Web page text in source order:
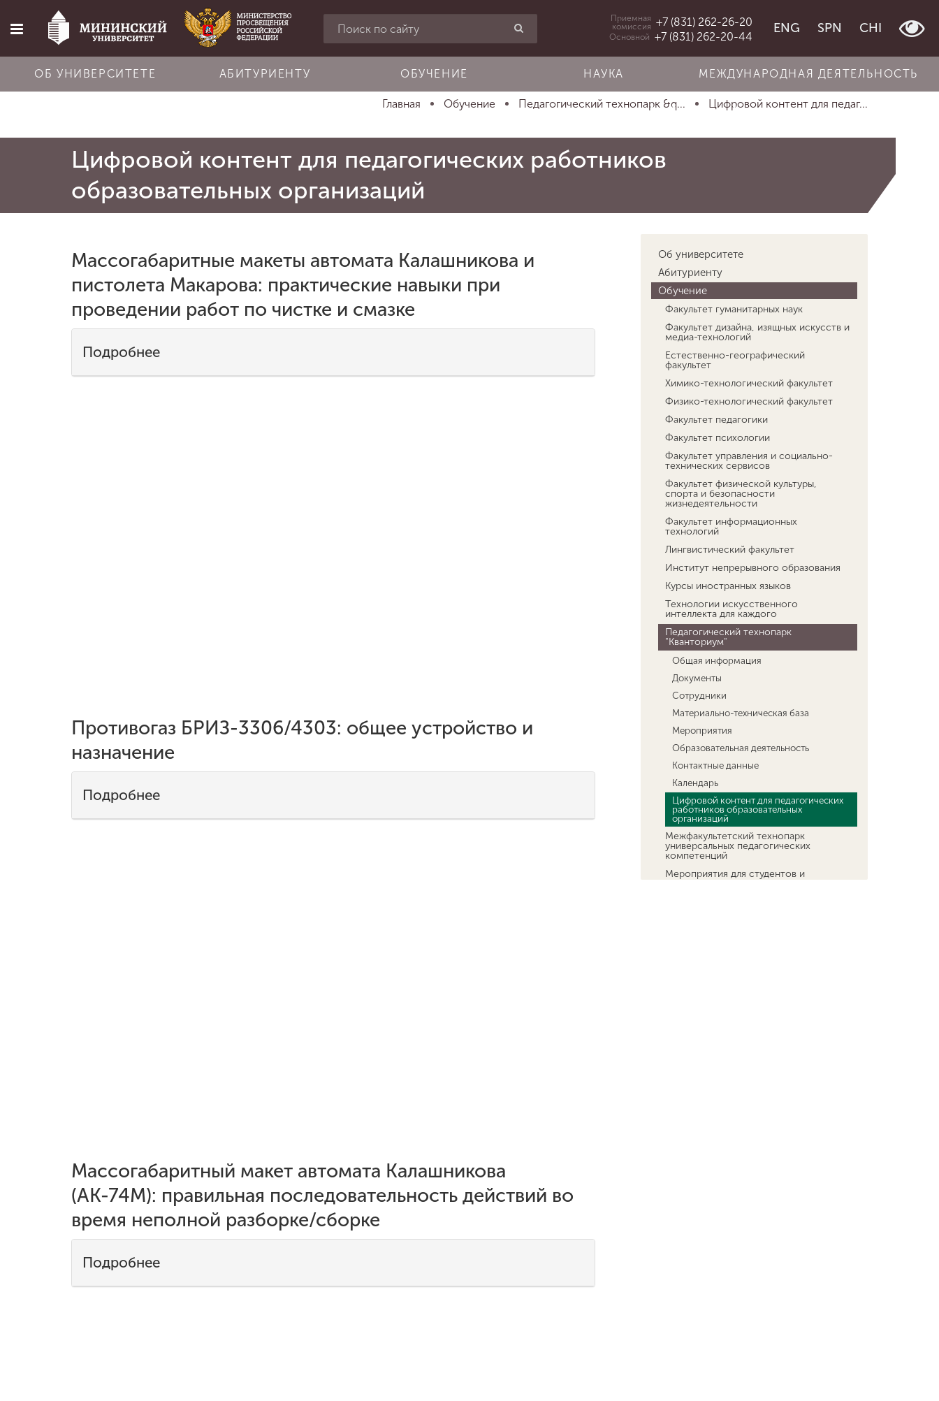
Об университете
Абитуриенту
Обучение
Наука
деятельность
Приемная
комиссия +7 (831) 262-26-20
Основной +7 (831) 262-20-44
ENG SPN CHI
ОБ УНИВЕРСИТЕТЕ АБИТУРИЕНТУ ОБУЧЕНИЕ НАУКА МЕЖДУНАРОДНАЯ ДЕЯТЕЛЬНОСТЬ
Главная Обучение Педагогический технопарк &q... Цифровой контент для педаг...
Цифровой контент для педагогических работников
образовательных организаций
Массогабаритные макеты автомата Калашникова и
пистолета Макарова: практические навыки при
проведении работ по чистке и смазке
Подробнее
Противогаз БРИЗ-3306/4303: общее устройство и
назначение
Подробнее
Массогабаритный макет автомата Калашникова
(АК-74М): правильная последовательность действий во
время неполной разборке/сборке
Подробнее
Об университете
Абитуриенту
Обучение
Факультет гуманитарных наук
Факультет дизайна, изящных искусств и
медиа-технологий
Естественно-географический
факультет
Химико-технологический факультет
Физико-технологический факультет
Факультет педагогики
Факультет психологии
Факультет управления и социально-
технических сервисов
Факультет физической культуры,
спорта и безопасности
жизнедеятельности
Факультет информационных
технологий
Лингвистический факультет
Институт непрерывного образования
Курсы иностранных языков
Технологии искусственного
интеллекта для каждого
Педагогический технопарк
"Кванториум"
Общая информация
Документы
Сотрудники
Материально-техническая база
Мероприятия
Образовательная деятельность
Контактные данные
Календарь
Цифровой контент для педагогических
работников образовательных
организаций
Межфакультетский технопарк
универсальных педагогических
компетенций
Мероприятия для студентов и